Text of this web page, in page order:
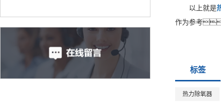
以上就是
作为参考
标签
热力除氧器